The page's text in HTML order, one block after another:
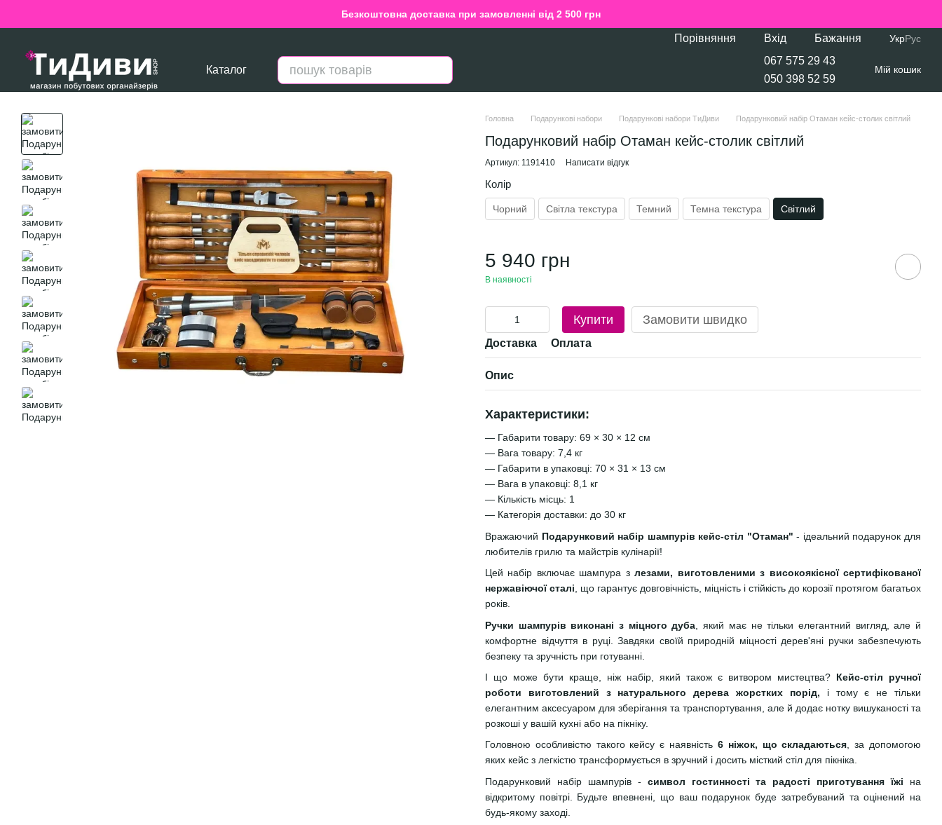
Безкоштовна доставка при замовленні від 2 500 грн
Порівняння Вхід Бажання УкрРус
Каталог
067 575 29 43
050 398 52 59
Мій кошик
Головна Подарункові набори Подарункові набори ТиДиви Подарунковий набір Отаман кейс-столик світлий
Подарунковий набір Отаман кейс-столик світлий
Артикул: 1191410 Написати відгук
Колір
Чорний Світла текстура Темний Темна текстура Світлий
5 940 грн
В наявності
Купити Замовити швидко
Доставка Оплата
Опис
Характеристики:
— Габарити товару: 69 × 30 × 12 см
— Вага товару: 7,4 кг
— Габарити в упаковці: 70 × 31 × 13 см
— Вага в упаковці: 8,1 кг
— Кількість місць: 1
— Категорія доставки: до 30 кг
Вражаючий Подарунковий набір шампурів кейс-стіл "Отаман"- ідеальний подарунок для
любителів грилю та майстрів кулінарії!
Цей набір включає шампура злезами, виготовленими з високоякісної сертифікованої
нержавіючої сталі , що гарантує довговічність, міцність і стійкість до корозії протягом багатьох
років.
Ручки шампурів виконані з міцного дуба , який має не тільки елегантний вигляд, але й
комфортне відчуття в руці. Завдяки своїй природній міцності дерев'яні ручки забезпечують
безпеку та зручність при готуванні.
І що може бути краще, ніж набір, який також є витвором мистецтва? Кейс-стіл ручної
роботи виготовлений з натурального дерева жорстких порід, і тому є не тільки
елегантним аксесуаром для зберігання та транспортування, але й додає нотку вишуканості та
розкоші у вашій кухні або на пікніку.
Головною особливістю такого кейсу є наявність 6 ніжок, що складаються, за допомогою
яких кейс з легкістю трансформується в зручний і досить місткий стіл для пікніка.
Подарунковий набір шампурів - символ гостинності та радості приготування їжі на
відкритому повітрі. Будьте впевнені, що ваш подарунок буде затребуваний та оцінений на
будь-якому заході.